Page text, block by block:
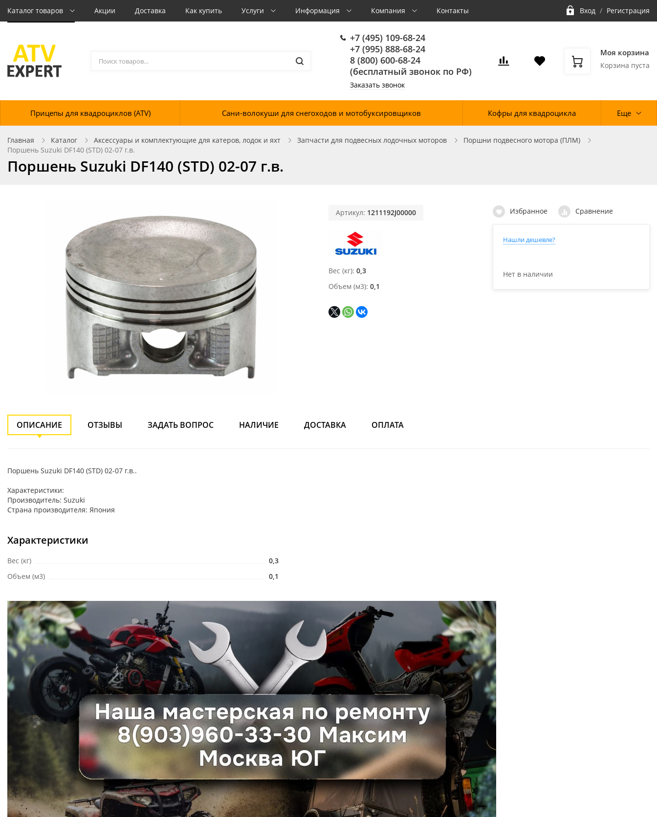
Каталог товаров Акции Доставка Как купить Услуги Информация Компания Контакты Вход / Регистрация
+7 (495) 109-68-24
+7 (995) 888-68-24
8 (800) 600-68-24
(бесплатный звонок по РФ)
Заказать звонок
Моя корзина
Корзина пуста
Прицепы для квадроциклов (ATV) Сани-волокуши для снегоходов и мотобуксировщиков Кофры для квадроцикла Еще
Главная Каталог Аксессуары и комплектующие для катеров, лодок и яхт Запчасти для подвесных лодочных моторов
Поршни подвесного мотора (ПЛМ)
Поршень Suzuki DF140 (STD) 02-07 г.в.
Поршень Suzuki DF140 (STD) 02-07 г.в.
Артикул: 1211192J00000
Вес (кг) 0,3
Объем (м3) 0,1
Избранное Сравнение
Нашли дешевле?
Нет в наличии
ОПИСАНИЕ ОТЗЫВЫ ЗАДАТЬ ВОПРОС НАЛИЧИЕ ДОСТАВКА ОПЛАТА
Поршень Suzuki DF140 (STD) 02-07 г.в..
Характеристики:
Производитель: Suzuki
Страна производителя: Япония
Характеристики
Вес (кг)
0,3
Объем (м3)
0,1